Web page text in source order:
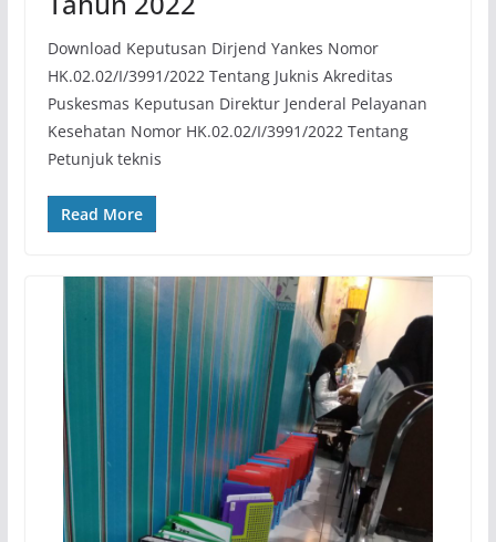
Download Keputusan Dirjend Yankes Nomor
HK.02.02/I/3991/2022 Tentang Juknis Akreditas
Puskesmas Keputusan Direktur Jenderal Pelayanan
Kesehatan Nomor HK.02.02/I/3991/2022 Tentang
Petunjuk teknis
Read More